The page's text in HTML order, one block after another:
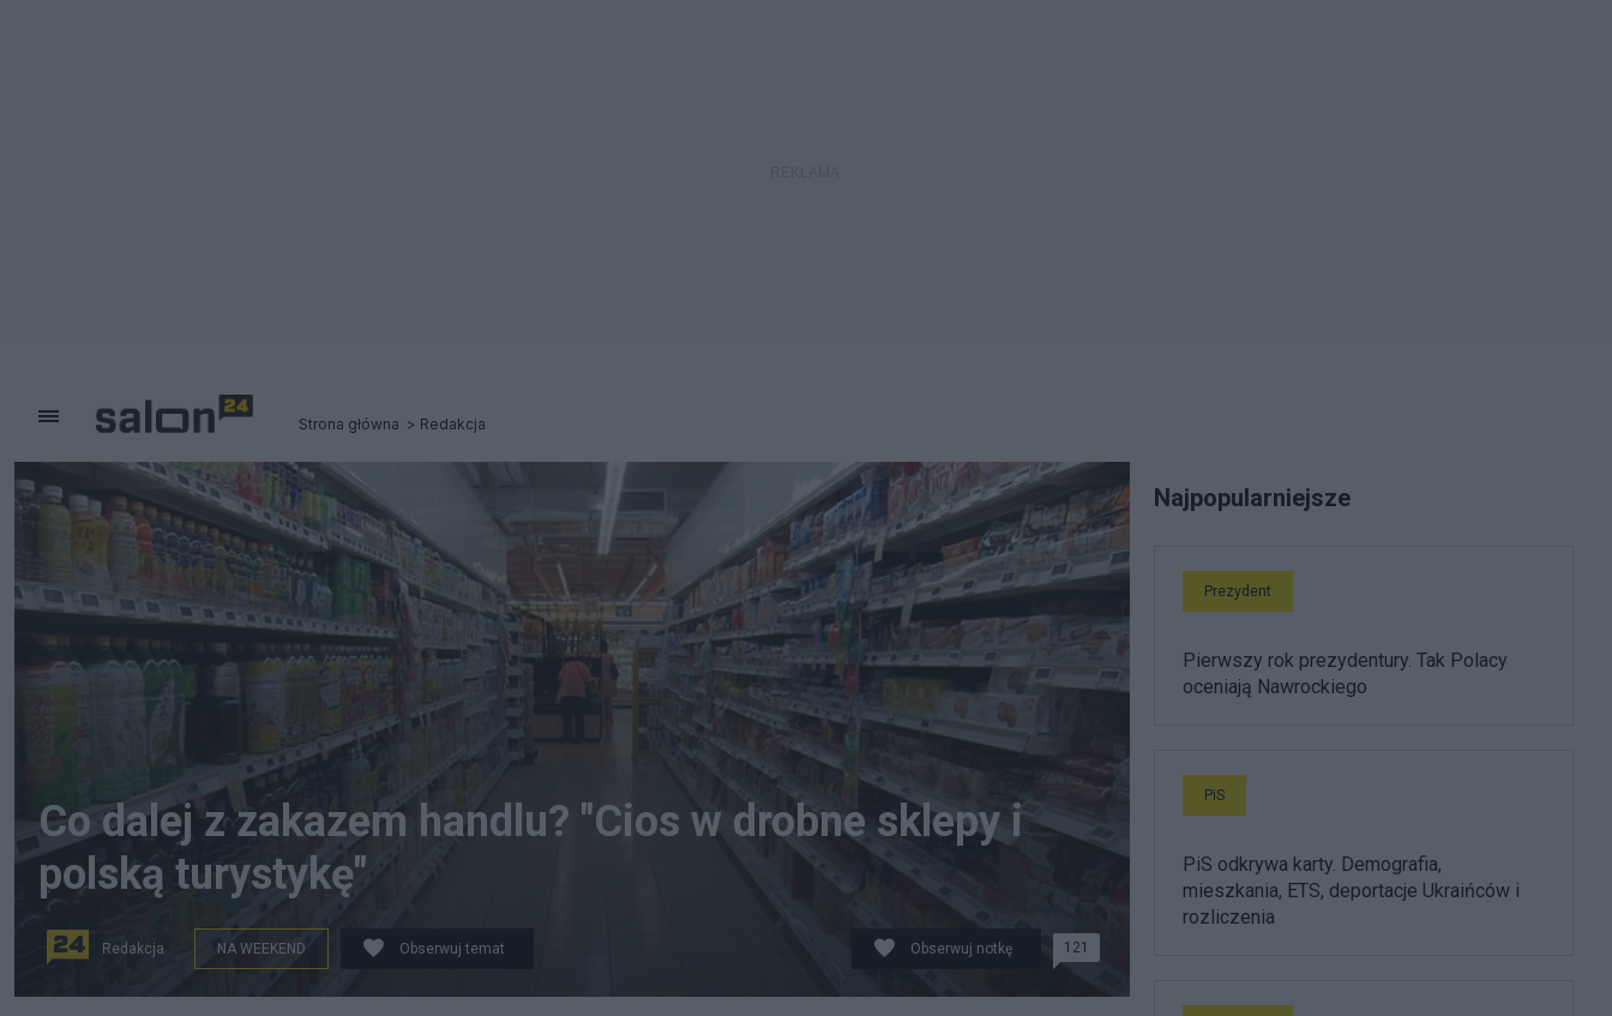
Strona główna Redakcja
Co dalej z zakazem handlu? "Cios w drobne sklepy i
polską turystykę"
Redakcja NA WEEKEND Obserwuj temat Obserwuj notkę 121
Najpopularniejsze
Prezydent
Pierwszy rok prezydentury. Tak Polacy
oceniają Nawrockiego
PiS
PiS odkrywa karty. Demografia,
mieszkania, ETS, deportacje Ukraińców i
rozliczenia